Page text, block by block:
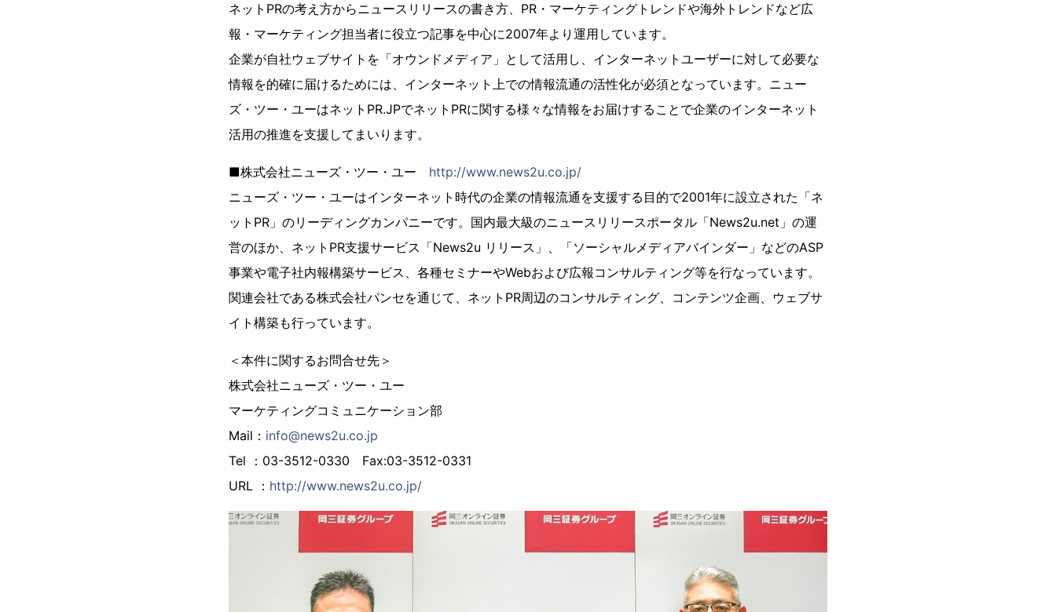
ネットPRの考え方からニュースリリースの書き方、PR・マーケティングトレンドや海外トレンドなど広
報・マーケティング担当者に役立つ記事を中心に2007年より運用しています。
企業が自社ウェブサイトを「オウンドメディア」として活用し、インターネットユーザーに対して必要な
情報を的確に届けるためには、インターネット上での情報流通の活性化が必須となっています。ニュー
ズ・ツー・ユーはネットPR.JPでネットPRに関する様々な情報をお届けすることで企業のインターネット
活用の推進を支援してまいります。
■株式会社ニューズ・ツー・ユー http://www.news2u.co.jp/
ニューズ・ツー・ユーはインターネット時代の企業の情報流通を支援する目的で2001年に設立された「ネ
ットPR」のリーディングカンパニーです。国内最大級のニュースリリースポータル「News2u.net」の運
営のほか、ネットPR支援サービス「News2u リリース」、「ソーシャルメディアバインダー」などのASP
事業や電子社内報構築サービス、各種セミナーやWebおよび広報コンサルティング等を行なっています。
関連会社である株式会社パンセを通じて、ネットPR周辺のコンサルティング、コンテンツ企画、ウェブサ
イト構築も行っています。
＜本件に関するお問合せ先＞
株式会社ニューズ・ツー・ユー
マーケティングコミュニケーション部
Mail： info@news2u.co.jp
Tel ：03-3512-0330 Fax:03-3512-0331
URL ： http://www.news2u.co.jp/